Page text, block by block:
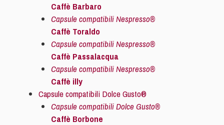
Caffè Barbaro
Capsule compatibili Nespresso®
Caffè Toraldo
Capsule compatibili Nespresso®
Caffè Passalacqua
Capsule compatibili Nespresso®
Caffè illy
Capsule compatibili Dolce Gusto®
Capsule compatibili Dolce Gusto®
Caffè Borbone